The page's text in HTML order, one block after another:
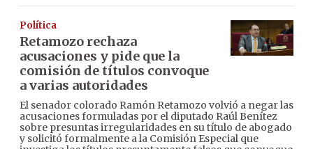
Política
Retamozo rechaza
acusaciones y pide que la
comisión de títulos convoque
a varias autoridades
El senador colorado Ramón Retamozo volvió a negar las
acusaciones formuladas por el diputado Raúl Benítez
sobre presuntas irregularidades en su título de abogado
y solicitó formalmente a la Comisión Especial que